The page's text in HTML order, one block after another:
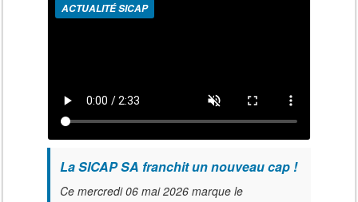
ACTUALITÉ SICAP
La SICAP SA franchit un nouveau cap !
Ce mercredi 06 mai 2026 marque le